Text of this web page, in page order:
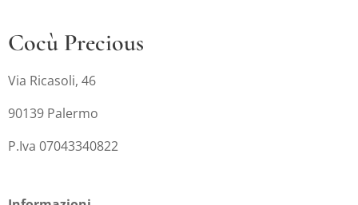
Cocù Precious
Via Ricasoli, 46
90139 Palermo
P.Iva 07043340822